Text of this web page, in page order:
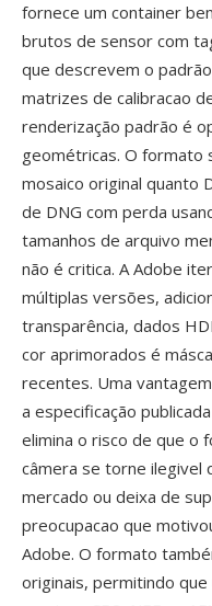
fornece um container
brutos de sensor com
que descrevem o
matrizes de calibracao
renderização padrão é
geométricas. O formato
mosaico original quanto
de DNG com perda
tamanhos de arquivo
não é critica. A Adobe
múltiplas versões,
transparência, dados
cor aprimorados é
recentes. Uma
a especificação
elimina o risco de que o
câmera se torne ilegivel
mercado ou deixa de
preocupacao que
Adobe. O formato
originais, permitindo